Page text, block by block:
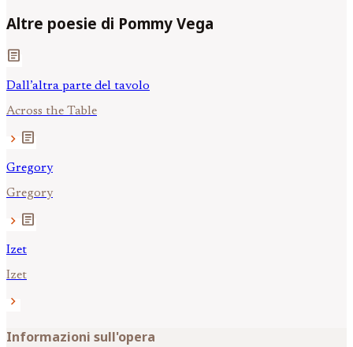
Altre poesie di Pommy Vega
article
Dall’altra parte del tavolo
Across the Table
chevron_right article
Gregory
Gregory
chevron_right article
Izet
Izet
chevron_right
Informazioni sull'opera